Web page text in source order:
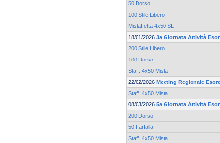
50 Dorso
100 Stile Libero
Mistaffetta 4x50 SL
18/01/2026 3a Giornata Attività
200 Stile Libero
100 Dorso
Staff. 4x50 Mista
22/02/2026 Meeting Regionale
Staff. 4x50 Mista
08/03/2026 5a Giornata Attività
200 Dorso
50 Farfalla
Staff. 4x50 Mista